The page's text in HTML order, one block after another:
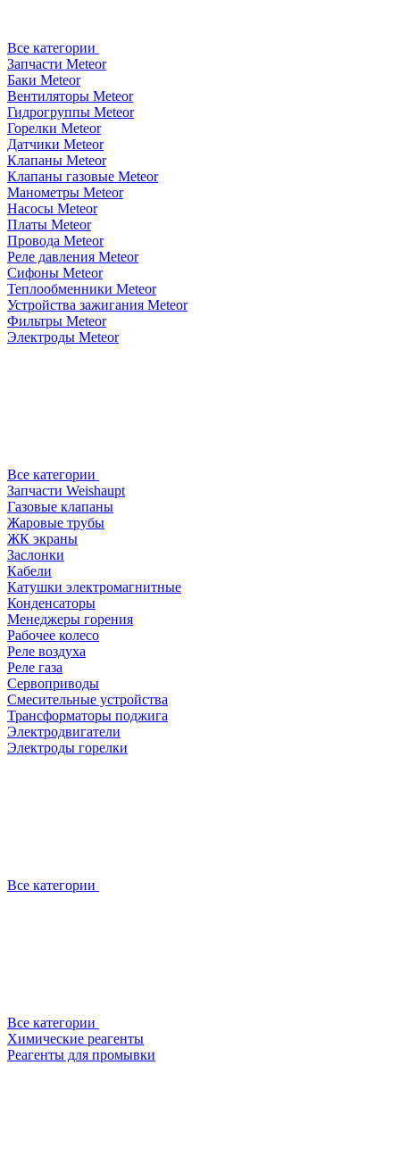
Все категории
Запчасти Meteor
Баки Meteor
Вентиляторы Meteor
Гидрогруппы Meteor
Горелки Meteor
Датчики Meteor
Клапаны Meteor
Клапаны газовые Meteor
Манометры Meteor
Насосы Meteor
Платы Meteor
Провода Meteor
Реле давления Meteor
Сифоны Meteor
Теплообменники Meteor
Устройства зажигания Meteor
Фильтры Meteor
Электроды Meteor
Все категории
Запчасти Weishaupt
Газовые клапаны
Жаровые трубы
ЖК экраны
Заслонки
Кабели
Катушки электромагнитные
Конденсаторы
Менеджеры горения
Рабочее колесо
Реле воздухa
Реле газа
Сервоприводы
Смесительные устройства
Трансформаторы поджига
Электродвигатели
Электроды горелки
Все категории
Все категории
Химические реагенты
Реагенты для промывки